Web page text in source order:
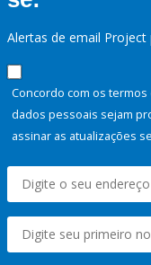
Alertas de email Project
Concordo com os
dados pessoais sejam
assinar as atualizações